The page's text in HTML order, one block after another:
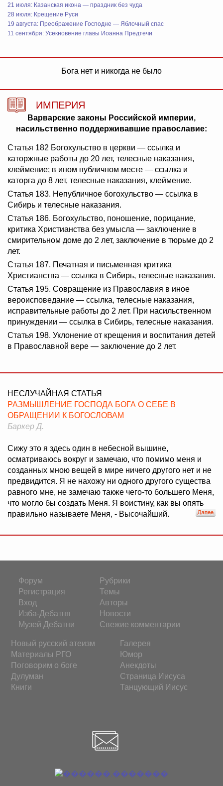
21 июля: Казанская икона — праздник без чуда
28 июля: Крещение Руси
19 августа: Преображение Господне — Яблочный спас
11 сентября: Усекновение главы Иоанна Предтечи
Бога нет и никогда не было
ИМПЕРИЯ
Варварские законы Российской империи,
насильственно поддерживавшие православие:
Статья 182 Богохульство в церкви — ссылка и
каторжные работы до 20 лет, телесные наказания,
клеймение; в ином публичном месте — ссылка и
каторга до 8 лет, телесные наказания, клеймение.
Статья 183. Непубличное богохульство — ссылка в
Сибирь и телесные наказания.
Статья 186. Богохульство, поношение, порицание,
критика Христианства без умысла — заключение в
смирительном доме до 2 лет, заключение в тюрьме до 2
лет.
Статья 187. Печатная и письменная критика
Христианства — ссылка в Сибирь, телесные наказания.
Статья 195. Совращение из Православия в иное
вероисповедание — ссылка, телесные наказания,
исправительные работы до 2 лет. При насильственном
принуждении — ссылка в Сибирь, телесные наказания.
Статья 198. Уклонение от крещения и воспитания детей
в Православной вере — заключение до 2 лет.
НЕСЛУЧАЙНАЯ СТАТЬЯ
РАЗМЫШЛЕНИЕ ГОСПОДА БОГА О СЕБЕ В
ОБРАЩЕНИИ К БОГОСЛОВАМ
Баркер Д.
Сижу это я здесь один в небесной вышине,
осматриваюсь вокруг и замечаю, что помимо меня и
созданных мною вещей в мире ничего другого нет и не
предвидится. Я не нахожу ни одного другого существа
равного мне, не замечаю также чего-то большего Меня,
что могло бы создать Меня. Я воистину, как вы опять
правильно называете Меня, - Высочайший.
Форум
Регистрация
Вход
Изба-Дебатня
Музей Дебатни
Рубрики
Темы
Авторы
Новости
Свежие комментарии
Новый русский атеизм
Материалы РГО
Поговорим о боге
Дулуман
Книги
Галерея
Юмор
Анекдоты
Страница Иисуса
Танцующий Иисус